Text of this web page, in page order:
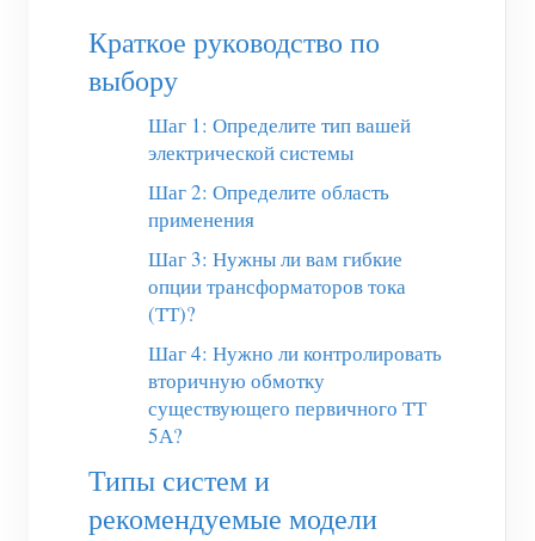
Трехфазный Wi-Fi-счетчик энергии
WiFi-контроллер мощности
IAMMETER Cloud Pro
Сервис самостоятельного размещения
Зарядное устройство EV
Виртуальный счетчик
Система прогнозирования и моделирования
энергии
Приложения
Краткое руководство по
выбору
Шаг 1: Определите тип вашей
электрической системы
Шаг 2: Определите область
применения
Шаг 3: Нужны ли вам гибкие
опции трансформаторов тока
(ТТ)?
Шаг 4: Нужно ли контролировать
вторичную обмотку
существующего первичного ТТ
5А?
Типы систем и
рекомендуемые модели